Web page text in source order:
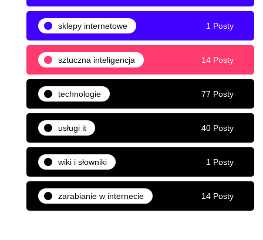
sklepy internetowe 1 Posty
sztuczna inteligencja 14 Posty
technologie 77 Posty
usługi it 40 Posty
wiki i słowniki 1 Posty
zarabianie w internecie 14 Posty